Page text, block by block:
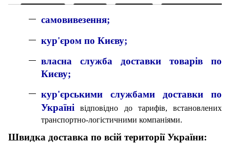
самовивезення;
кур'єром по Києву;
власна служба доставки товарів по
Києву;
кур'єрськими службами доставки по
Україні
відповідно до тарифів, встановлених
транспортно-логістичними компаніями.
Швидка доставка по всій території України: